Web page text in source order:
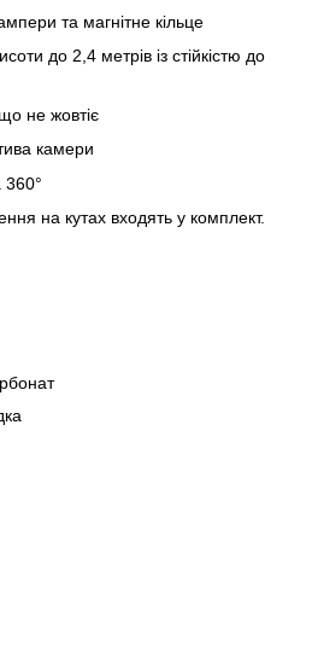
та магнітне кільце
до 2,4 метрів із стійкістю до
не жовтіє
камери
360°
на кутах входять у комплект.